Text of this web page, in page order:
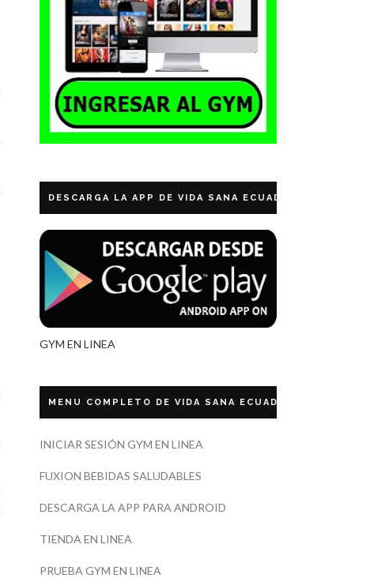
DESCARGA LA APP DE VIDA SANA ECUADOR
GYM EN LINEA
MENU COMPLETO DE VIDA SANA ECUADOR
INICIAR SESIÓN GYM EN LINEA
FUXION BEBIDAS SALUDABLES
DESCARGA LA APP PARA ANDROID
TIENDA EN LINEA
PRUEBA GYM EN LINEA